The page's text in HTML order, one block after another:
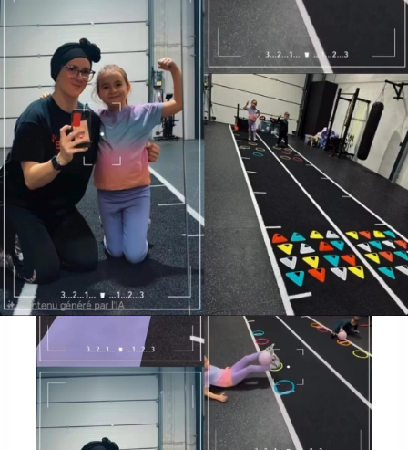
Cours collectif parents/enfants – ludique et
dynamique. À partir de 2,5 a
1 parent = 1 enfant inclus gratuitement.
Paiement sur place : 10€.
GALERIE